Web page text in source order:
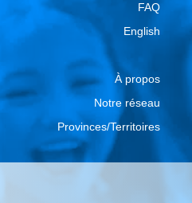
FAQ
English
À propos
Notre réseau
Provinces/Territoires